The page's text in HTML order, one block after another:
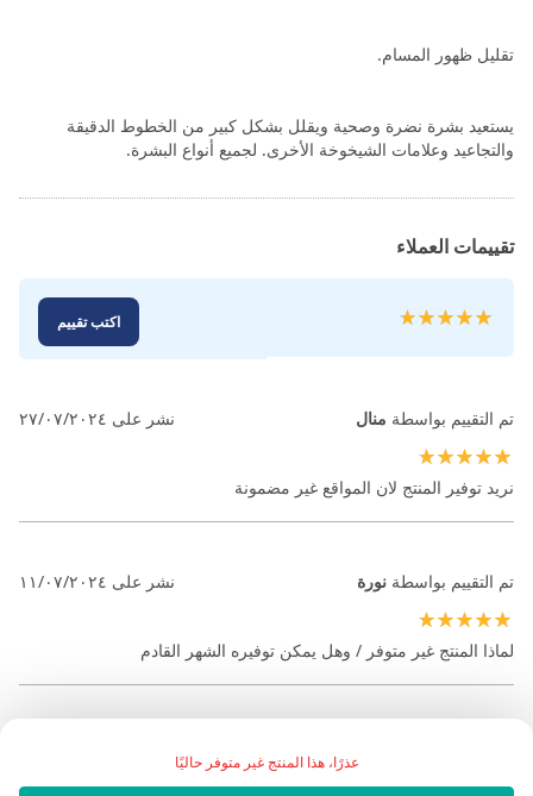
عذرًا، هذا المنتج غير متوفر حاليًا
تقليل ظهور المسام.
يستعيد بشرة نضرة وصحية ويقلل بشكل كبير من الخطوط الدقيقة
والتجاعيد وعلامات الشيخوخة الأخرى. لجميع أنواع البشرة.
تقييمات العملاء
تقييم:
اكتب تقييم
تم التقييم بواسطة منال نشر على ٢٧/٠٧/٢٠٢٤
نريد توفير المنتج لان المواقع غير مضمونة
تم التقييم بواسطة نورة نشر على ١١/٠٧/٢٠٢٤
لماذا المنتج غير متوفر / وهل يمكن توفيره الشهر القادم